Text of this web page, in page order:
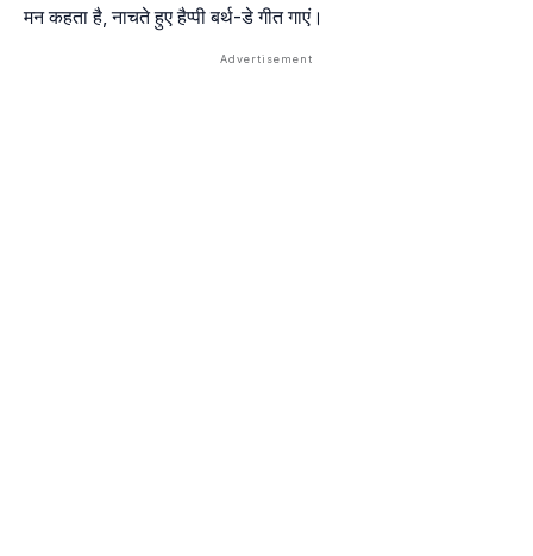
मन कहता है, नाचते हुए हैप्पी बर्थ-डे गीत गाएं।